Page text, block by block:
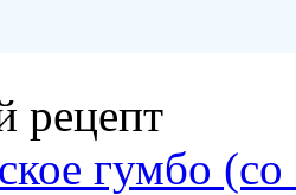
рецепт
гумбо